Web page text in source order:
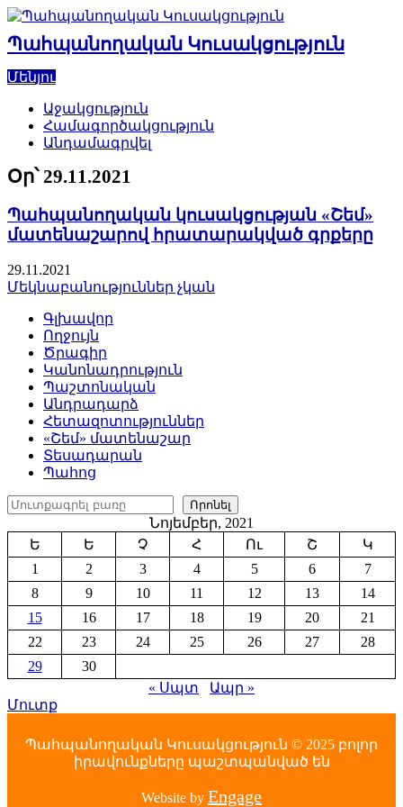
Skip
content
Պահպանողական Կուսակցություն
Մենյու
Աջակցություն
Համագործակցություն
Անդամագրվել
Օր՝29.11.2021
Պահպանողական կուսակցության «Շեմ»
մատենաշարով հրատարակված գրքերը
29.11.2021
Մեկնաբանություններ չկան
Գլխավոր
Ողջույն
Ծրագիր
Կանոնադրություն
Պաշտոնական
Անդրադարձ
Հետազոտություններ
«Շեմ» մատենաշար
Տեսադարան
Պահոց
Որոնել
Որոնել
Նոյեմբեր, 2021
Ե
Ե Չ Հ Ու Շ
Կ
1
2 3 4 5 6
7
8
9 10 11 12 13
14
15
16 17 18 19 20
21
22
23 24 25 26 27
28
29
30
« Սպտ
Ապր »
Մուտք
Պահպանողական Կուսակցություն © 2025 բոլոր
իրավունքները պաշտպանված են
Website by Engage